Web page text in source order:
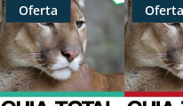
Oferta
Producto
rebajado
Oferta